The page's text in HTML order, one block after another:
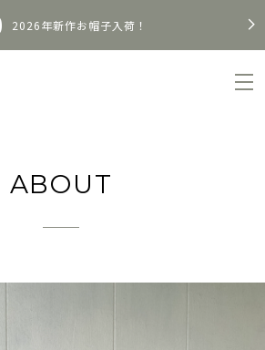
2026年新作お帽子入荷！
ABOUT